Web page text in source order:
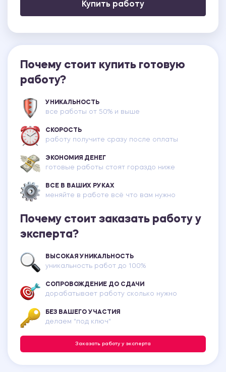
Купить работу
Почему стоит купить готовую
работу?
УНИКАЛЬНОСТЬ
все работы от 50% и выше
СКОРОСТЬ
работу получите сразу после оплаты
ЭКОНОМИЯ ДЕНЕГ
готовые работы стоят гораздо ниже
ВСЕ В ВАШИХ РУКАХ
меняйте в работе всё что вам нужно
Почему стоит заказать работу у
эксперта?
ВЫСОКАЯ УНИКАЛЬНОСТЬ
уникальность работ до 100%
СОПРОВОЖДЕНИЕ ДО СДАЧИ
дорабатывает работу сколько нужно
БЕЗ ВАШЕГО УЧАСТИЯ
делаем "под ключ"
Заказать работу у эксперта